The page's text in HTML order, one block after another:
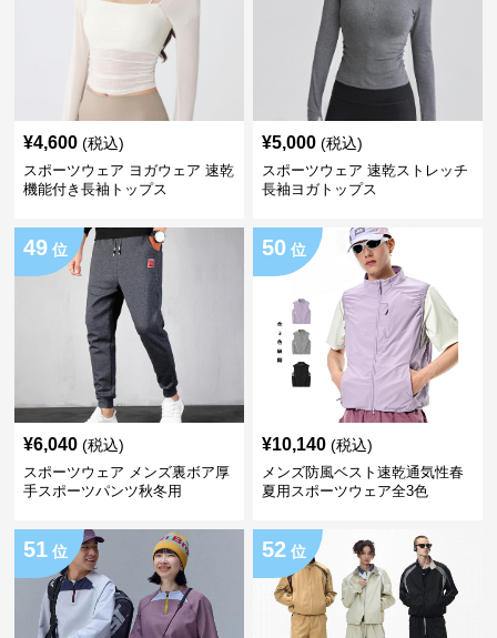
¥4,600 (税込)
スポーツウェア ヨガウェア 速乾
機能付き長袖トップス
¥5,000 (税込)
スポーツウェア 速乾ストレッチ
長袖ヨガトップス
49 位
¥6,040 (税込)
スポーツウェア メンズ裏ボア厚
手スポーツパンツ秋冬用
50 位
¥10,140 (税込)
メンズ防風ベスト速乾通気性春
夏用スポーツウェア全3色
51 位 52 位